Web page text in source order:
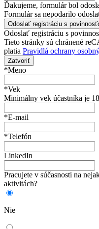
Ďakujeme, formulár bol
Formulár sa nepodarilo
Odoslať registráciu s
Tieto stránky sú chránené
platia Pravidlá ochrany
Zatvoriť
*Meno
*Vek
Minimálny vek účastníka je
*E-mail
*Telefón
LinkedIn
Pracujete v súčasnosti na
aktivitách?
Nie